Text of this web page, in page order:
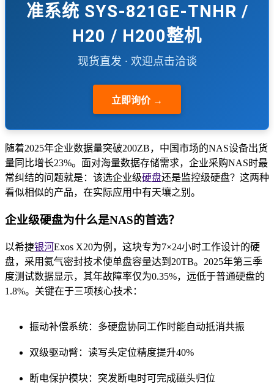
准系统 SYS-821GE-TNHR /
H20 / H200整机
现货直发 · 欢迎点击洽谈
立即询价 →
随着2025年企业数据量突破200ZB，中国市场的NAS设备出货
量同比增长23%。面对海量数据存储需求，企业采购NAS时最
常纠结的问题就是：该选企业级硬盘还是监控级硬盘？这两种
看似相似的产品，在实际应用中有天壤之别。
企业级硬盘为什么是NAS的首选？
以希捷银河Exos X20为例，这块专为7×24小时工作设计的硬
盘，采用氦气密封技术使单盘容量达到20TB。2025年第三季
度测试数据显示，其年故障率仅为0.35%，远低于普通硬盘的
1.8%。关键在于三项核心技术：
振动补偿系统：多硬盘协同工作时能自动抵消共振
双级驱动臂：读写头定位精度提升40%
断电保护模块：突发断电时可完成磁头归位